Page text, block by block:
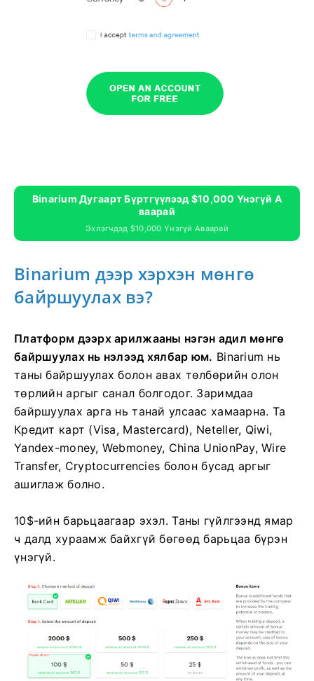
Binarium Дугаарт Бүртгүүлээд $10,000 Үнэгүй А
Ваарай
Эхлэгчдэд $10,000 Үнэгүй Аваарай
Binarium дээр хэрхэн мөнгө
байршуулах вэ?
Платформ дээрх арилжааны нэгэн адил мөнгө
байршуулах нь нэлээд хялбар юм. Binarium нь
таны байршуулах болон авах төлбөрийн олон
төрлийн аргыг санал болгодог. Заримдаа
байршуулах арга нь танай улсаас хамаарна. Та
Кредит карт (Visa, Mastercard), Neteller, Qiwi,
Yandex-money, Webmoney, China UnionPay, Wire
Transfer, Cryptocurrencies болон бусад аргыг
ашиглаж болно.
10$-ийн барьцаагаар эхэл. Таны гүйлгээнд ямар
ч далд хураамж байхгүй бөгөөд барьцаа бүрэн
үнэгүй.